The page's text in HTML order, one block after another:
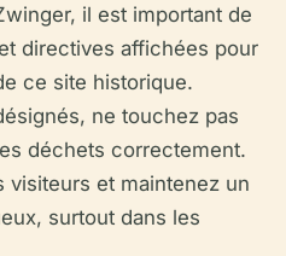
il est important de
directives affichées pour
ce site historique.
ne touchez pas
déchets correctement.
visiteurs et maintenez un
surtout dans les